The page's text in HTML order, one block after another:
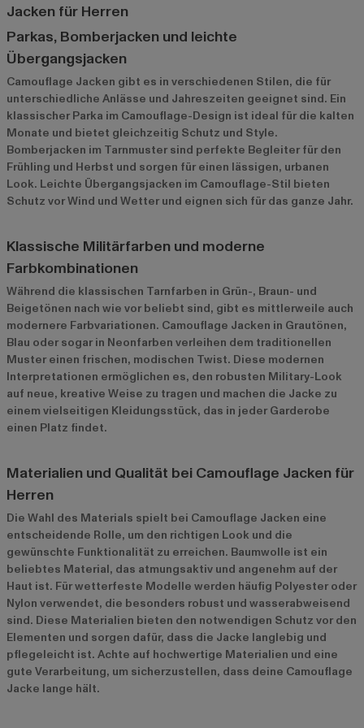
Jacken für Herren
Parkas, Bomberjacken und leichte
Übergangsjacken
Camouflage Jacken gibt es in verschiedenen Stilen, die für
unterschiedliche Anlässe und Jahreszeiten geeignet sind. Ein
klassischer Parka im Camouflage-Design ist ideal für die kalten
Monate und bietet gleichzeitig Schutz und Style.
Bomberjacken im Tarnmuster sind perfekte Begleiter für den
Frühling und Herbst und sorgen für einen lässigen, urbanen
Look. Leichte Übergangsjacken im Camouflage-Stil bieten
Schutz vor Wind und Wetter und eignen sich für das ganze Jahr.
Klassische Militärfarben und moderne
Farbkombinationen
Während die klassischen Tarnfarben in Grün-, Braun- und
Beigetönen nach wie vor beliebt sind, gibt es mittlerweile auch
modernere Farbvariationen. Camouflage Jacken in Grautönen,
Blau oder sogar in Neonfarben verleihen dem traditionellen
Muster einen frischen, modischen Twist. Diese modernen
Interpretationen ermöglichen es, den robusten Military-Look
auf neue, kreative Weise zu tragen und machen die Jacke zu
einem vielseitigen Kleidungsstück, das in jeder Garderobe
einen Platz findet.
Materialien und Qualität bei Camouflage Jacken für
Herren
Die Wahl des Materials spielt bei Camouflage Jacken eine
entscheidende Rolle, um den richtigen Look und die
gewünschte Funktionalität zu erreichen. Baumwolle ist ein
beliebtes Material, das atmungsaktiv und angenehm auf der
Haut ist. Für wetterfeste Modelle werden häufig Polyester oder
Nylon verwendet, die besonders robust und wasserabweisend
sind. Diese Materialien bieten den notwendigen Schutz vor den
Elementen und sorgen dafür, dass die Jacke langlebig und
pflegeleicht ist. Achte auf hochwertige Materialien und eine
gute Verarbeitung, um sicherzustellen, dass deine Camouflage
Jacke lange hält.